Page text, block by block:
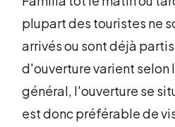
plupart des touristes ne
arrivés ou sont déjà
d'ouverture varient selon
général, l'ouverture se
est donc préférable de